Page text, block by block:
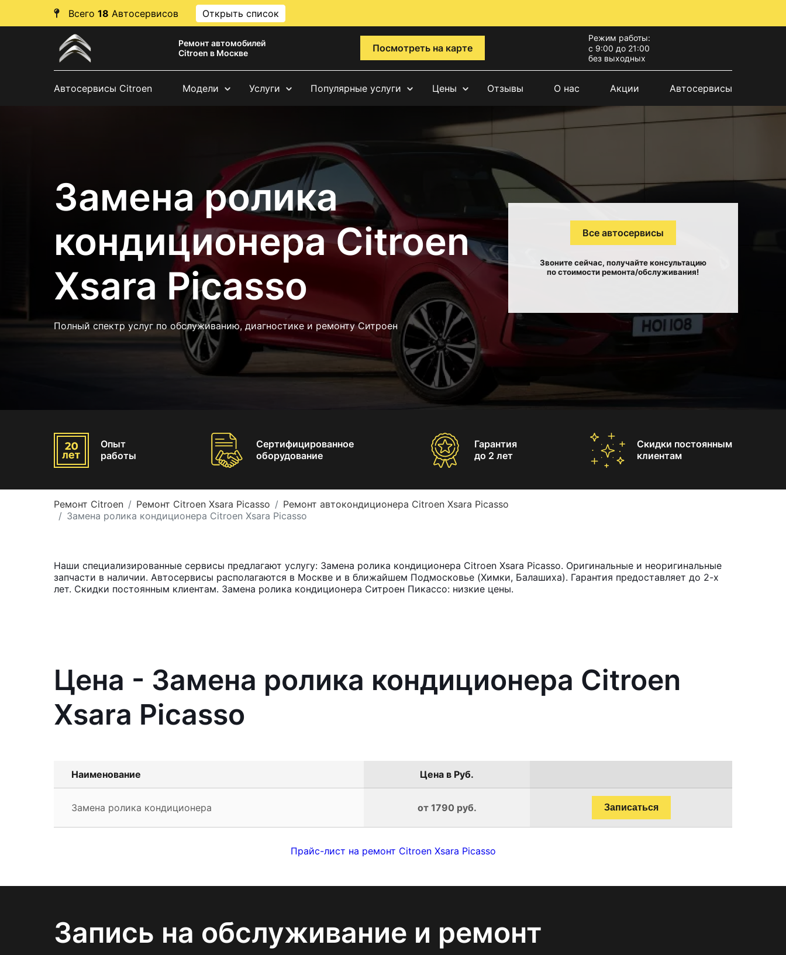
Всего 18 Автосервисов Открыть список
Ремонт автомобилей
Citroen в Москве
Посмотреть на карте
Режим работы:
с 9:00 до 21:00
без выходных
Автосервисы Citroen Модели Услуги Популярные услуги Цены Отзывы О нас Акции Автосервисы
Замена ролика
кондиционера Citroen
Xsara Picasso
Полный спектр услуг по обслуживанию, диагностике и ремонту Ситроен
Все автосервисы
Звоните сейчас, получайте консультацию
по стоимости ремонта/обслуживания!
Опыт
работы
Сертифицированное
оборудование
Гарантия
до 2 лет
Скидки постоянным
клиентам
Ремонт Citroen Ремонт Citroen Xsara Picasso
Ремонт автокондиционера Citroen Xsara Picasso
Замена ролика кондиционера Citroen Xsara Picasso
Наши специализированные сервисы предлагают услугу: Замена ролика кондиционера Citroen Xsara Picasso. Оригинальные и неоригинальные
запчасти в наличии. Автосервисы располагаются в Москве и в ближайшем Подмосковье (Химки, Балашиха). Гарантия предоставляет до 2-х
лет. Скидки постоянным клиентам. Замена ролика кондиционера Ситроен Пикассо: низкие цены.
Цена - Замена ролика кондиционера Citroen
Xsara Picasso
Наименование Цена в Руб.
Замена ролика кондиционера от 1790 руб. Записаться
Прайс-лист на ремонт Citroen Xsara Picasso
Запись на обслуживание и ремонт